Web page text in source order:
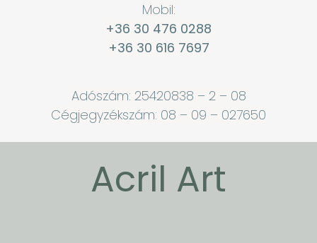
Mobil:
+36 30 476 0288
+36 30 616 7697
Adószám: 25420838 – 2 – 08
Cégjegyzékszám: 08 – 09 – 027650
Acril Art